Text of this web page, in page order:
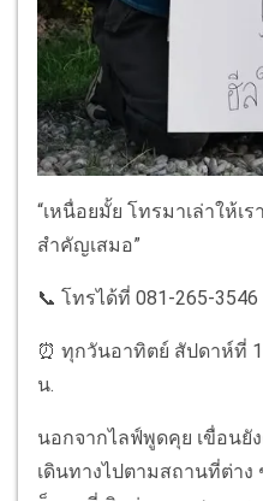
“เหนื่อยมั้ย โทรมาเล่าให้เ
สำคัญเสมอ”
📞 โทรได้ที่ 081-265-3546
⏰ ทุกวันอาทิตย์ สัปดาห์ที่ 1
น.
นอกจากไลฟ์พูดคุย เขื่อนยั
เดินทางไปตามสถานที่ต่าง